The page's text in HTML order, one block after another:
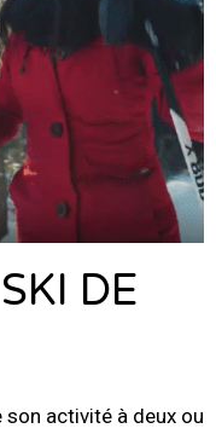
DE
son activité à deux ou